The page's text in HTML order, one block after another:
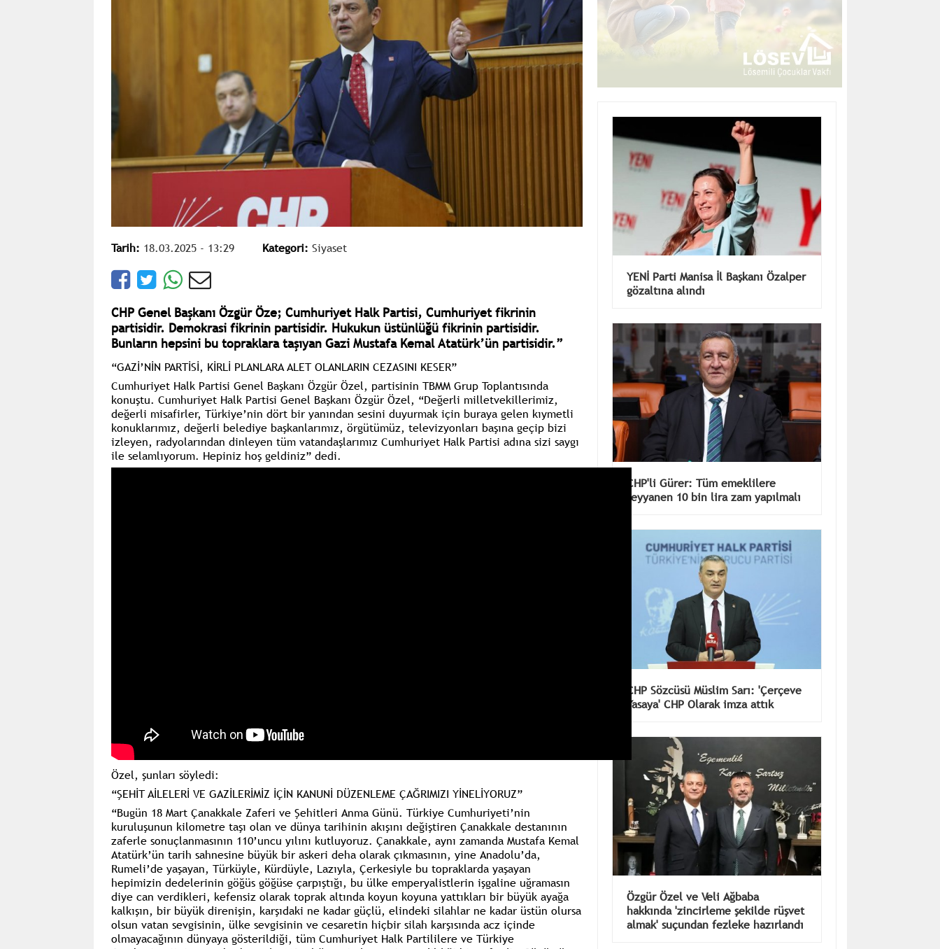
Tarih: 18.03.2025 - 13:29 Kategori: Siyaset
CHP Genel Başkanı Özgür Öze; Cumhuriyet Halk Partisi, Cumhuriyet fikrinin
partisidir. Demokrasi fikrinin partisidir. Hukukun üstünlüğü fikrinin partisidir.
Bunların hepsini bu topraklara taşıyan Gazi Mustafa Kemal Atatürk’ün partisidir.”
“GAZİ’NİN PARTİSİ, KİRLİ PLANLARA ALET OLANLARIN CEZASINI KESER”
Cumhuriyet Halk Partisi Genel Başkanı Özgür Özel, partisinin TBMM Grup Toplantısında
konuştu. Cumhuriyet Halk Partisi Genel Başkanı Özgür Özel, “Değerli milletvekillerimiz,
değerli misafirler, Türkiye’nin dört bir yanından sesini duyurmak için buraya gelen kıymetli
konuklarımız, değerli belediye başkanlarımız, örgütümüz, televizyonları başına geçip bizi
izleyen, radyolarından dinleyen tüm vatandaşlarımız Cumhuriyet Halk Partisi adına sizi saygı
ile selamlıyorum. Hepiniz hoş geldiniz”dedi.
Özel, şunları söyledi:
“ŞEHİT AİLELERİ VE GAZİLERİMİZ İÇİN KANUNİ DÜZENLEME ÇAĞRIMIZI YİNELİYORUZ”
“Bugün 18 Mart Çanakkale Zaferi ve Şehitleri Anma Günü. Türkiye Cumhuriyeti’nin
kuruluşunun kilometre taşı olan ve dünya tarihinin akışını değiştiren Çanakkale destanının
zaferle sonuçlanmasının 110’uncu yılını kutluyoruz. Çanakkale, aynı zamanda Mustafa Kemal
Atatürk’ün tarih sahnesine büyük bir askeri deha olarak çıkmasının, yine Anadolu’da,
Rumeli’de yaşayan, Türküyle, Kürdüyle, Lazıyla, Çerkesiyle bu topraklarda yaşayan
hepimizin dedelerinin göğüs göğüse çarpıştığı, bu ülke emperyalistlerin işgaline uğramasın
diye can verdikleri, kefensiz olarak toprak altında koyun koyuna yattıkları bir büyük ayağa
kalkışın, bir büyük direnişin, karşıdaki ne kadar güçlü, elindeki silahlar ne kadar üstün olursa
olsun vatan sevgisinin, ülke sevgisinin ve cesaretin hiçbir silah karşısında acz içinde
olmayacağının dünyaya gösterildiği, tüm Cumhuriyet Halk Partililere ve Türkiye
YENİ Parti Manisa İl Başkanı Özalper
CHP'li Gürer: Tüm emeklilere
CHP Sözcüsü Müslim Sarı: 'Çerçeve
Özgür Özel ve Veli Ağbaba
hakkında 'zincirleme şekilde rüşvet